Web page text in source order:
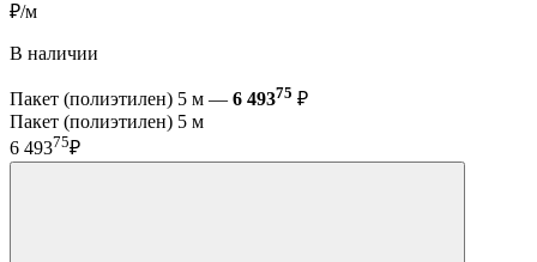
₽/м
В наличии
Пакет (полиэтилен) 5 м — 6 49375 ₽
Пакет (полиэтилен) 5 м
6 49375₽